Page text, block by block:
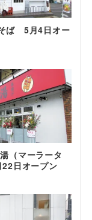
ば 5月4日オー
（マーラータ
日オープン